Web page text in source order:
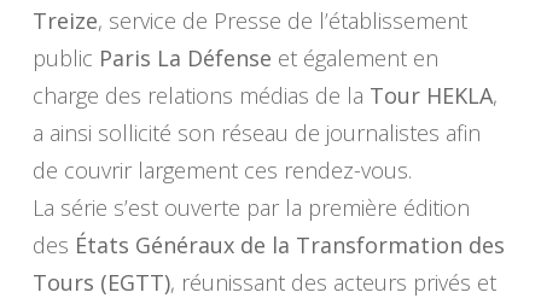
Treize, service de Presse de l’établissement
public Paris La Défense et également en
charge des relations médias de la Tour HEKLA,
a ainsi sollicité son réseau de journalistes afin
de couvrir largement ces rendez-vous.
La série s’est ouverte par la première édition
des États Généraux de la Transformation des
Tours (EGTT), réunissant des acteurs privés et